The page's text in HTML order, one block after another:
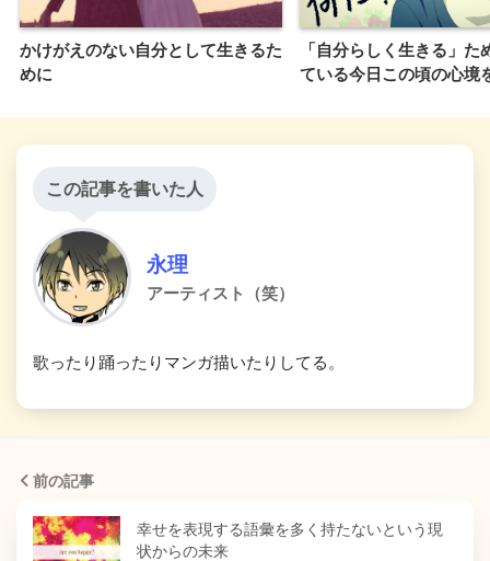
かけがえのない自分として生きるた
めに
「自分らしく生きる」た
ている今日この頃の心境
この記事を書いた人
永理
アーティスト（笑）
歌ったり踊ったりマンガ描いたりしてる。
前の記事
幸せを表現する語彙を多く持たないという現
状からの未来